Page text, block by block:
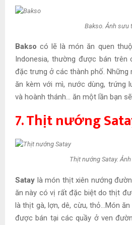
Bakso. Ảnh sưu
Bakso có lẽ là món ăn quen
Indonesia, thường được bán
đặc trưng ở các thành phố.
ăn kèm với mì, nước dùng, trứng
và hoành thánh… ăn một lần bạn
7. Thịt nướng
Thịt nướng Satay.
Satay là món thịt xiên nướng
ăn này có vị rất đặc biệt do thịt
là thịt gà, lợn, dê, cừu, thỏ…Món
được bán tại các quầy ở ven